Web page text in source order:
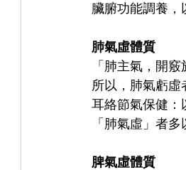
臟腑功能調養，
肺氣虛體質
「肺主氣，開
所以，肺氣虧虛
耳絡節氣保健：
「肺氣虛」者
脾氣虛體質